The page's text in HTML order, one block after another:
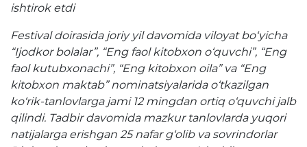
Press-relizlar
OAV biz haqimizda
Ma'ruzalar
Galereya
ishtirok etdi
Festival doirasida joriy yil davomida viloyat bo‘yicha
“Ijodkor bolalar”, “Eng faol kitobxon o‘quvchi”, “Eng
faol kutubxonachi”, “Eng kitobxon oila” va “Eng
kitobxon maktab” nominatsiyalarida o‘tkazilgan
ko‘rik-tanlovlarga jami 12 mingdan ortiq o‘quvchi jalb
qilindi. Tadbir davomida mazkur tanlovlarda yuqori
natijalarga erishgan 25 nafar g‘olib va sovrindorlar